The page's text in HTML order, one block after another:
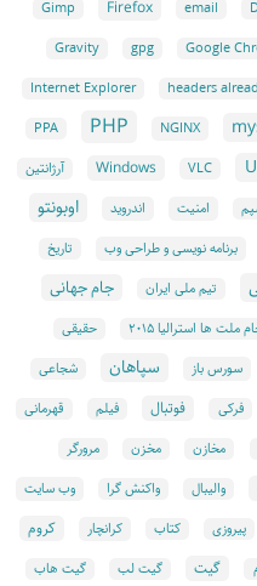
email
Firefox
Gimp
Google
gpg
Gravity
headers
Internet Explorer
NGINX
PHP
PPA
VLC
Windows آرژانتین
امنیت اندروید
اوبونتو
برنامه نویسی و طراحی وب
تاریخ
تیم ملی ایران جام جهانی
ملت ها استرالیا ۲۰۱۵
حقیقی
سورس باز سپاهان شجاعی
فرکی فوتبال فیلم قهرمانی
مخازن مخزن
مرورگر
والیبال واکنش گرا وب سایت
پیروزی کتاب کرانچار کروم
گیت گیت لب گیت هاب